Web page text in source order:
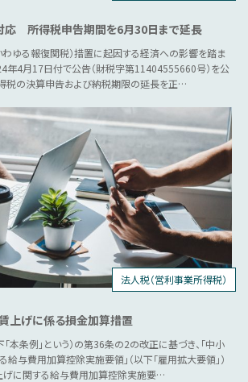
応 所得税申告期間を6月30日まで延長
わゆる報復関税）措置に起因する経済への影響を踏ま
年4月17日付で公告（財税字第11404555660号）を公
税の決算申告および納税期限の延長を正…
税制優遇
法人税（営利事業所得税）
上げに係る損金加算措置
本条例」という）の第36条の2の改正に基づき、「中小
与費用加算控除実施要領」（以下「雇用拡大要領」）
げに関する給与費用加算控除実施要…